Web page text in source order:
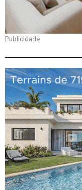
Publicidade